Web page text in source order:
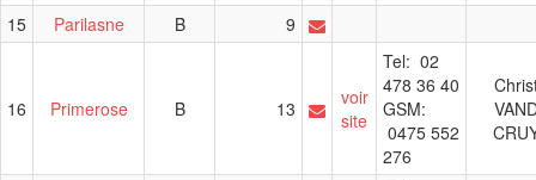
15 Parilasne B 9
16 Primerose B 13
voir
site
Tel: 02
478 36 40
GSM:
0475 552
276